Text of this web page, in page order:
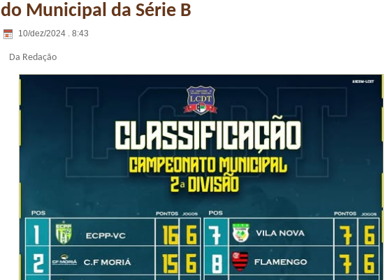
do Municipal da Série B
10/dez/2024 . 8:43
Da Redação